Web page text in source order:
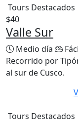
Tours Destacados
$40
Valle Sur
Medio día
Recorrido por
al sur de Cusco.
Tours Destacados